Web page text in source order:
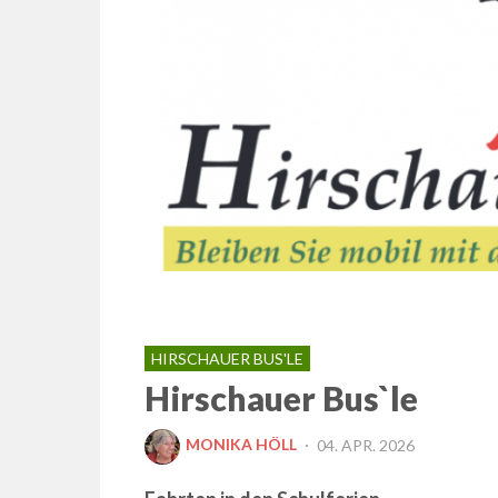
HIRSCHAUER BUS'LE
Hirschauer Bus`le
MONIKA HÖLL
POSTED
04. APR. 2026